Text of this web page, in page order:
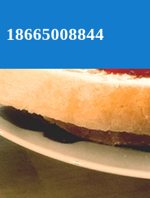
18665008844